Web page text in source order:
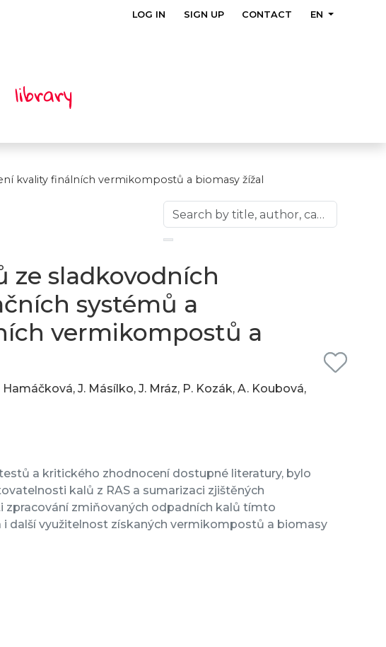
LOG IN SIGN UP CONTACT EN
kvality finálních vermikompostů a biomasy žížal
ze sladkovodních
systémů a
vermikompostů a
Hamáčková, J. Másílko, J. Mráz, P. Kozák, A. Koubová,
a kritického zhodnocení dostupné literatury, bylo
kalů z RAS a sumarizaci zjištěných
zpracování zmiňovaných odpadních kalů tímto
další využitelnost získaných vermikompostů a biomasy